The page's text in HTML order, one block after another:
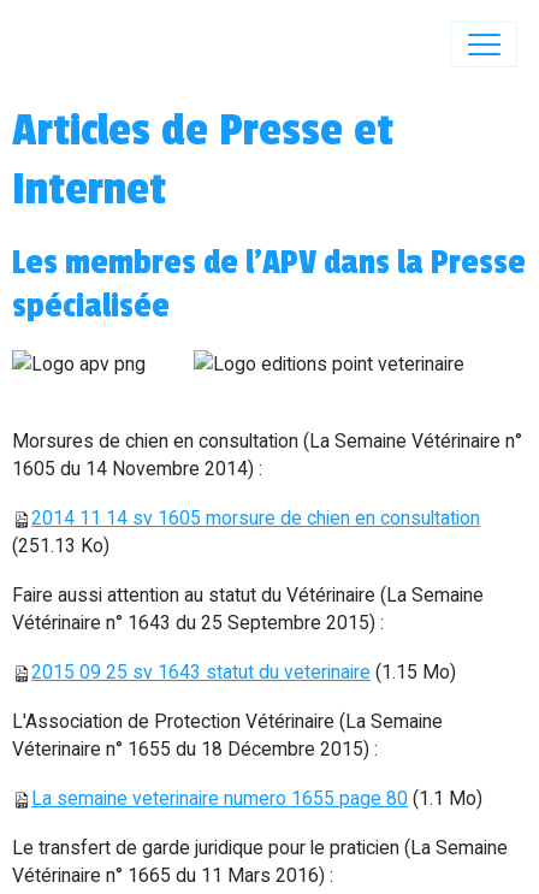
Articles de Presse et
Internet
Les membres de l'APV dans la Presse
spécialisée
Morsures de chien en consultation (La Semaine Vétérinaire n°
1605 du 14 Novembre 2014) :
2014 11 14 sv 1605 morsure de chien en consultation
(251.13 Ko)
Faire aussi attention au statut du Vétérinaire (La Semaine
Vétérinaire n° 1643 du 25 Septembre 2015) :
2015 09 25 sv 1643 statut du veterinaire (1.15 Mo)
L'Association de Protection Vétérinaire (La Semaine
Véterinaire n° 1655 du 18 Décembre 2015) :
La semaine veterinaire numero 1655 page 80 (1.1 Mo)
Le transfert de garde juridique pour le praticien (La Semaine
Vétérinaire n° 1665 du 11 Mars 2016) :